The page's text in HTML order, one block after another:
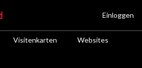
Visitenkarten Websites
Einloggen